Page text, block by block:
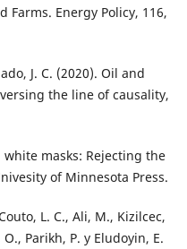
Energy Policy, 116,
J. C. (2020). Oil and
the line of causality,
white masks: Rejecting the
of Minnesota Press.
L. C., Ali, M., Kizilcec,
Parikh, P. y Eludoyin, E.